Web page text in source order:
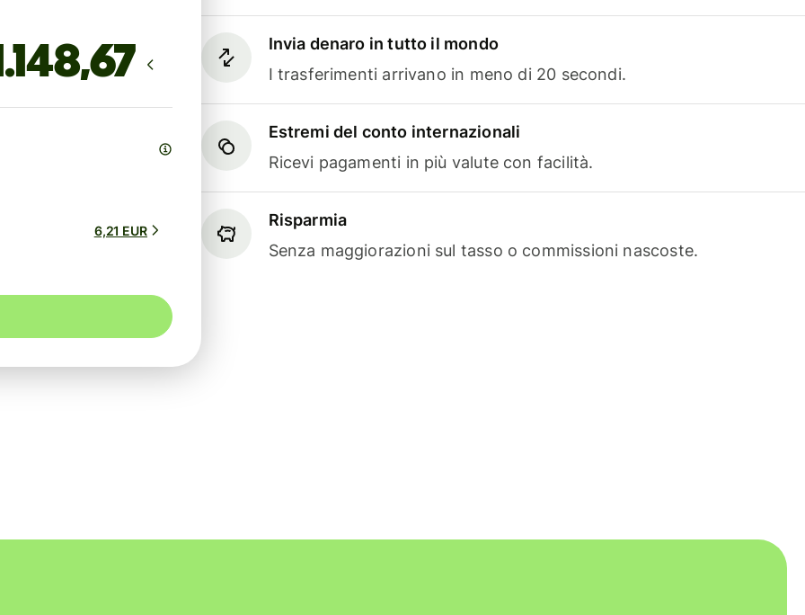
Invia denaro in tutto il mondo
I trasferimenti arrivano in meno di 20 secondi.
Estremi del conto internazionali
Ricevi pagamenti in più valute con facilità.
Risparmia
Senza maggiorazioni sul tasso o commissioni nascoste.
6,21 EUR